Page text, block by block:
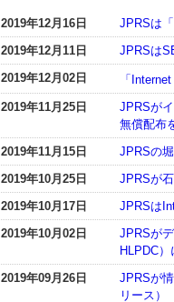
2019年12月16日
JPRSは
2019年12月11日
JPRSは
2019年12月02日
「
2019年11月25日
JPRSが
無償配布
2019年11月15日
JPRSの
2019年10月25日
JPRSが
2019年10月17日
JPRSは
2019年10月02日
JPRSが
HLPDC
2019年09月26日
JPRSが
リース）